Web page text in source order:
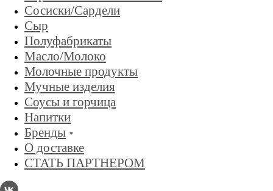
Сосиски/Сардели
Сыр
Полуфабрикаты
Масло/Молоко
Молочные продукты
Мучные изделия
Соусы и горчица
Напитки
Бренды
О доставке
СТАТЬ ПАРТНЕРОМ